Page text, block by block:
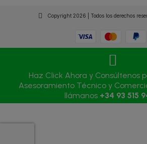
Copyright 2026 | Todos los derechos
Haz Click Ahora y Consúltenos
Asesoramiento Técnico y
llámanos +34 93 515